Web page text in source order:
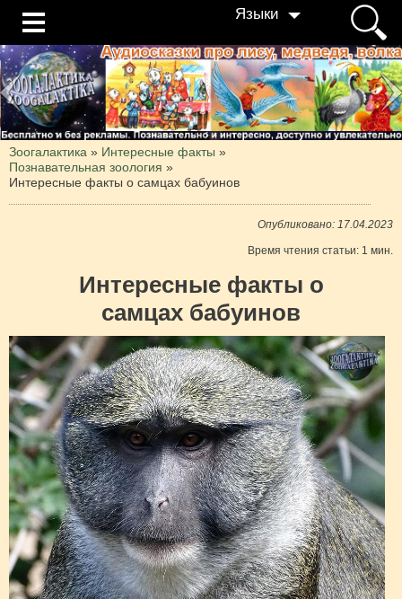
Языки
Зоогалактика » Интересные факты »
Познавательная зоология »
Интересные факты о самцах бабуинов
Опубликовано: 17.04.2023
Время чтения статьи: 1 мин.
Интересные факты о
самцах бабуинов